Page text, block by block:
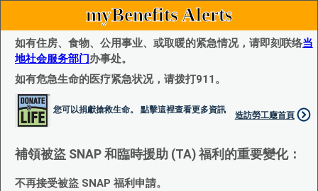
myBenefits Alerts
如有住房、食物、公用事业、或取暖的紧急情况，请即刻联络当
地社会服务部门办事处。
如有危急生命的医疗紧急状况，请拨打911。
您可以捐獻搶救生命。 點擊這裡查看更多資訊
造訪勞工廰首頁
補領被盜 SNAP 和臨時援助 (TA) 福利的重要變化：
不再接受被盜 SNAP 福利申請。